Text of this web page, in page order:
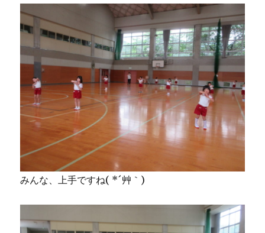
みんな、上手ですね( *´艸｀)